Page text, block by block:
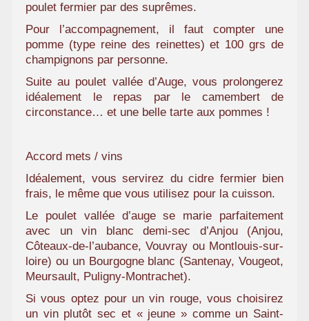
poulet fermier par des suprêmes.
Pour l’accompagnement, il faut compter une
pomme (type reine des reinettes) et 100 grs de
champignons par personne.
Suite au poulet vallée d’Auge, vous prolongerez
idéalement le repas par le camembert de
circonstance… et une belle tarte aux pommes !
Accord mets / vins
Idéalement, vous servirez du cidre fermier bien
frais, le même que vous utilisez pour la cuisson.
Le poulet vallée d’auge se marie parfaitement
avec un vin blanc demi-sec d’Anjou (Anjou,
Côteaux-de-l’aubance, Vouvray ou Montlouis-sur-
loire) ou un Bourgogne blanc (Santenay, Vougeot,
Meursault, Puligny-Montrachet).
Si vous optez pour un vin rouge, vous choisirez
un vin plutôt sec et « jeune » comme un Saint-